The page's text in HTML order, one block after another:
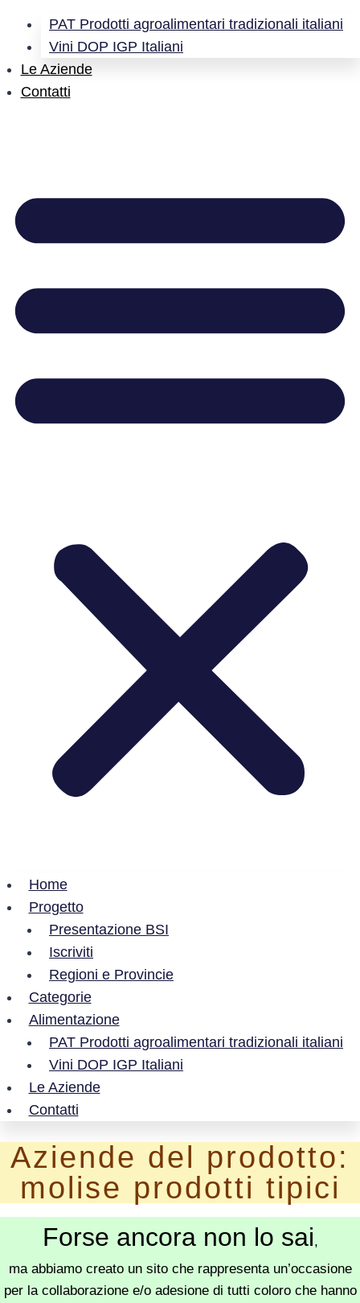
PAT Prodotti agroalimentari tradizionali italiani
Vini DOP IGP Italiani
Le Aziende
Contatti
Home
Progetto
Presentazione BSI
Iscriviti
Regioni e Provincie
Categorie
Alimentazione
PAT Prodotti agroalimentari tradizionali italiani
Vini DOP IGP Italiani
Le Aziende
Contatti
Aziende del prodotto:
molise prodotti tipici
Forse ancora non lo sai,
ma abbiamo creato un sito che rappresenta un’occasione
per la collaborazione e/o adesione di tutti coloro che hanno